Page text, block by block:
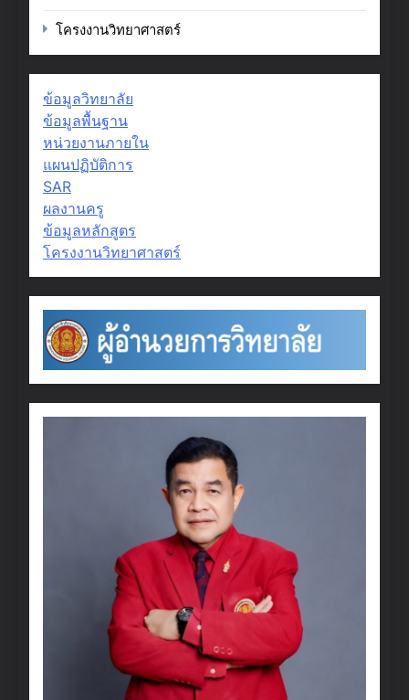
โครงงานวิทยาศาสตร์
ข้อมูลวิทยาลัย
ข้อมูลพื้นฐาน
หน่วยงานภายใน
แผนปฏิบัติการ
SAR
ผลงานครู
ข้อมูลหลักสูตร
โครงงานวิทยาศาสตร์